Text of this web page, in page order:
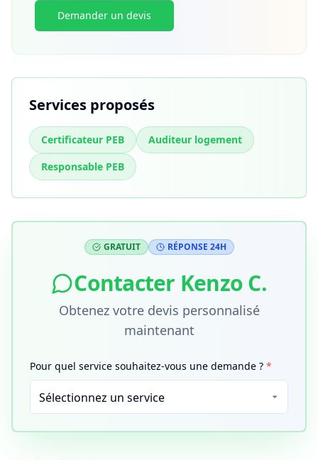
Demander un devis
Services proposés
Certificateur PEB
Auditeur logement
Responsable PEB
GRATUIT RÉPONSE 24H
Contacter Kenzo C.
Obtenez votre devis personnalisé
maintenant
Pour quel service souhaitez-vous une demande ? *